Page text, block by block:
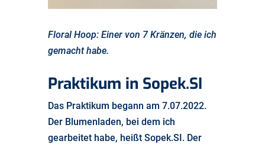
Floral Hoop: Einer von 7 Kränzen, die ich
gemacht habe.
Praktikum in Sopek.SI
Das Praktikum begann am 7.07.2022.
Der Blumenladen, bei dem ich
gearbeitet habe, heißt Sopek.SI. Der